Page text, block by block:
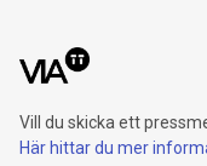
Vill du skicka ett
Här hittar du mer